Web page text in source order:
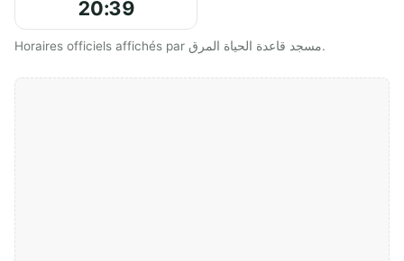
20:39
Horaires officiels affichés par مسجد قاعدة الحياة المرق.